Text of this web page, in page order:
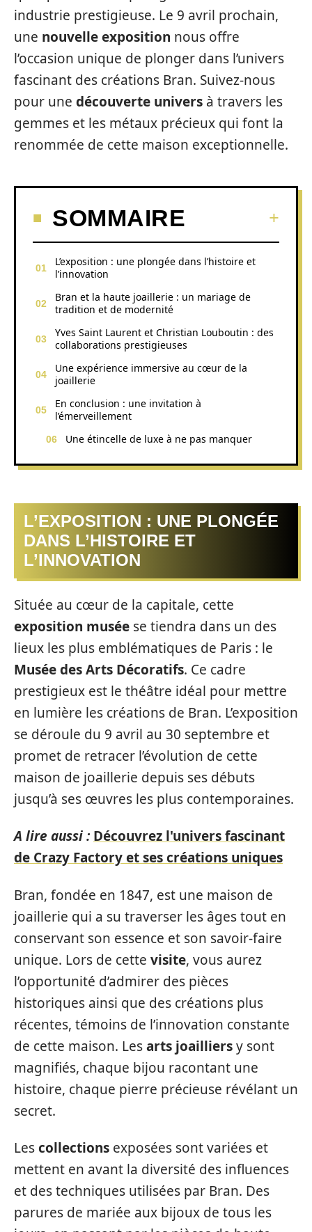
industrie prestigieuse. Le 9 avril prochain,
une nouvelle exposition nous offre
l’occasion unique de plonger dans l’univers
fascinant des créations Bran. Suivez-nous
pour une découverte univers à travers les
gemmes et les métaux précieux qui font la
renommée de cette maison exceptionnelle.
SOMMAIRE
L’exposition : une plongée dans l’histoire et
l’innovation
Bran et la haute joaillerie : un mariage de
tradition et de modernité
Yves Saint Laurent et Christian Louboutin : des
collaborations prestigieuses
Une expérience immersive au cœur de la
joaillerie
En conclusion : une invitation à
l’émerveillement
Une étincelle de luxe à ne pas manquer
L’EXPOSITION : UNE PLONGÉE
DANS L’HISTOIRE ET
L’INNOVATION
Située au cœur de la capitale, cette
exposition musée se tiendra dans un des
lieux les plus emblématiques de Paris : le
Musée des Arts Décoratifs. Ce cadre
prestigieux est le théâtre idéal pour mettre
en lumière les créations de Bran. L’exposition
se déroule du 9 avril au 30 septembre et
promet de retracer l’évolution de cette
maison de joaillerie depuis ses débuts
jusqu’à ses œuvres les plus contemporaines.
A lire aussi : Découvrez l'univers fascinant
de Crazy Factory et ses créations uniques
Bran, fondée en 1847, est une maison de
joaillerie qui a su traverser les âges tout en
conservant son essence et son savoir-faire
unique. Lors de cette visite, vous aurez
l’opportunité d’admirer des pièces
historiques ainsi que des créations plus
récentes, témoins de l’innovation constante
de cette maison. Lesarts joailliersy sont
magnifiés, chaque bijou racontant une
histoire, chaque pierre précieuse révélant un
secret.
Lescollections exposées sont variées et
mettent en avant la diversité des influences
et des techniques utilisées par Bran. Des
parures de mariée aux bijoux de tous les